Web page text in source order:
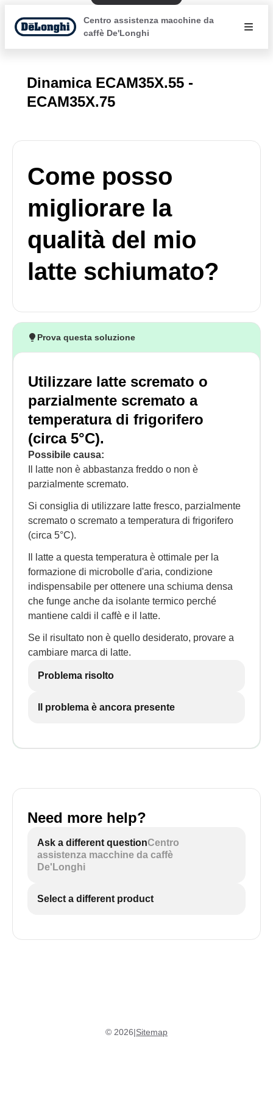
Centro assistenza macchine da
caffè De'Longhi
Dinamica ECAM35X.55 -
ECAM35X.75
Come posso
migliorare la
qualità del mio
latte schiumato?
Prova questa soluzione
Utilizzare latte scremato o
parzialmente scremato a
temperatura di frigorifero
(circa 5°C).
Possibile causa:
Il latte non è abbastanza freddo o non è
parzialmente scremato.
Si consiglia di utilizzare latte fresco, parzialmente
scremato o scremato a temperatura di frigorifero
(circa 5°C).
Il latte a questa temperatura è ottimale per la
formazione di microbolle d'aria, condizione
indispensabile per ottenere una schiuma densa
che funge anche da isolante termico perché
mantiene caldi il caffè e il latte.
Se il risultato non è quello desiderato, provare a
cambiare marca di latte.
Problema risolto
Il problema è ancora presente
Need more help?
Ask a different questionCentro
assistenza macchine da caffè
De'Longhi
Select a different product
© 2026|Sitemap